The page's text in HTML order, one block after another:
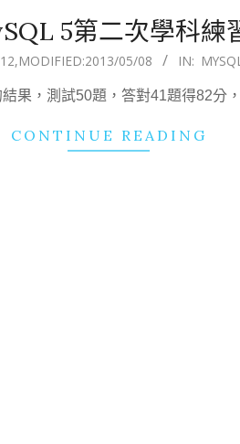
5第二次學科練
,MODIFIED:2013/05/08 IN:
果，測試50題，答對41題得82分
CONTINUE READING